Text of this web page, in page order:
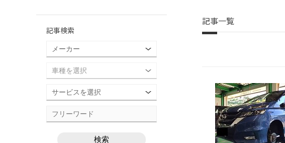
記事一覧
記事検索